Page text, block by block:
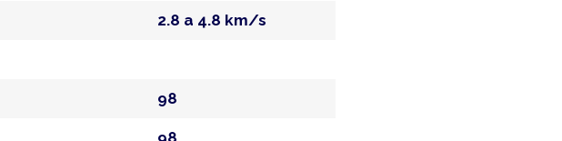
2.8 a 4.8 km/s
98
98